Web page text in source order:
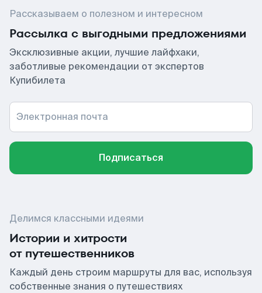
Рассказываем о полезном и интересном
Рассылка с выгодными предложениями
Эксклюзивные акции, лучшие лайфхаки,
заботливые рекомендации от экспертов
Купибилета
Электронная почта
Подписаться
Делимся классными идеями
Истории и хитрости
от путешественников
Каждый день строим маршруты для вас, используя
собственные знания о путешествиях